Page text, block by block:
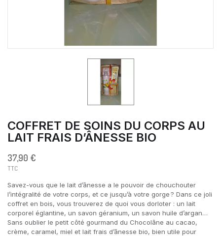
COFFRET DE SOINS DU CORPS AU
LAIT FRAIS D’ÂNESSE BIO
37,90 €
TTC
Savez-vous que le lait d’ânesse a le pouvoir de chouchouter
l’intégralité de votre corps, et ce jusqu’à votre gorge ? Dans ce joli
coffret en bois, vous trouverez de quoi vous dorloter : un lait
corporel églantine, un savon géranium, un savon huile d’argan…
Sans oublier le petit côté gourmand du Chocolâne au cacao,
crème, caramel, miel et lait frais d’ânesse bio, bien utile pour